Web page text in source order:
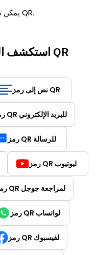
يمكن تحويل جميع أنواع الروابط تقريباً إلى رموز QR.
استكشف المزيد من مولدات رموز QR
نص إلى رمز QR
رمز QR للبريد الإلكتروني
رمز QR للرسالة
رمز QR ليوتيوب
رمز QR لمراجعة جوجل
رمز QR لواتساب
رمز QR لفيسبوك